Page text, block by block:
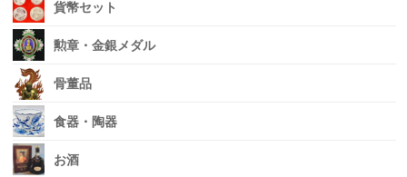
貨幣セット
勲章・金銀メダル
骨董品
食器・陶器
お酒